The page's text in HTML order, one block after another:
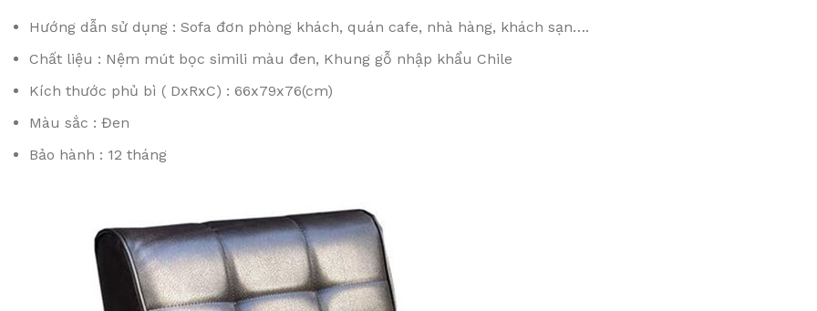
Hướng dẫn sử dụng : Sofa đơn phòng khách, quán cafe, nhà hàng, khách sạn….
Chất liệu : Nệm mút bọc simili màu đen, Khung gỗ nhập khẩu Chile
Kích thước phủ bì ( DxRxC) : 66x79x76(cm)
Màu sắc : Đen
Bảo hành : 12 tháng